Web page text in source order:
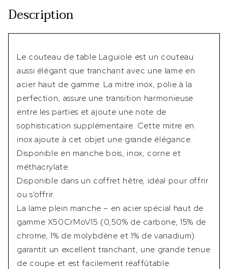
Description
Le couteau de table Laguiole est un couteau
aussi élégant que tranchant avec une lame en
acier haut de gamme. La mitre inox, polie à la
perfection, assure une transition harmonieuse
entre les parties et ajoute une note de
sophistication supplémentaire. Cette mitre en
inox ajoute à cet objet une grande élégance.
Disponible en manche bois, inox, corne et
méthacrylate.
Disponible dans un coffret hêtre, idéal pour offrir
ou s’offrir.
La lame plein manche – en acier spécial haut de
gamme X50CrMoV15 (0,50% de carbone, 15% de
chrome, 1% de molybdène et 1% de vanadium)
garantit un excellent tranchant, une grande tenue
de coupe et est facilement réaffûtable.